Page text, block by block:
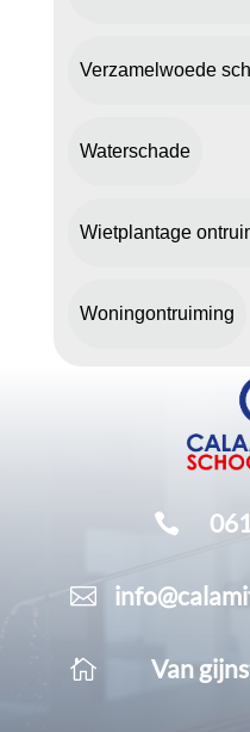
Verzamelwoede
Waterschade
Wietplantage
Woningontruiming



Van